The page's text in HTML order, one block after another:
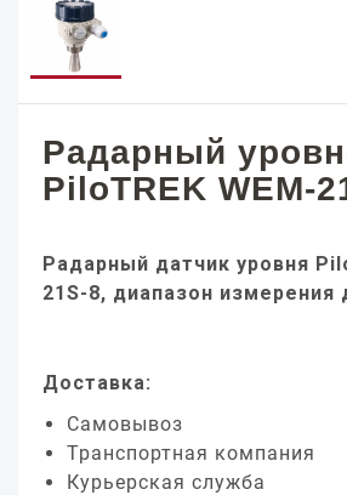
Радарный
PiloTREK WEM-
Радарный датчик уровня
21S-8, диапазон измерения
Доставка:
Самовывоз
Транспортная компания
Курьерская служба